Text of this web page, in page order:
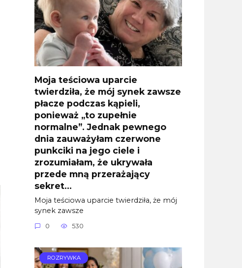
Moja teściowa uparcie
twierdziła, że mój synek zawsze
płacze podczas kąpieli,
ponieważ „to zupełnie
normalne”. Jednak pewnego
dnia zauważyłam czerwone
punkciki na jego ciele i
zrozumiałam, że ukrywała
przede mną przerażający
sekret…
Moja teściowa uparcie twierdziła, że mój
synek zawsze
0 530
ROZRYWKA